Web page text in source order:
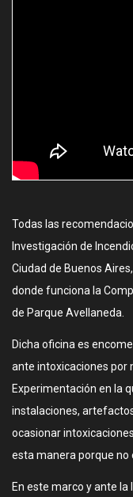
Todas las
Investigación de
Ciudad de Buenos
donde funciona la
de Parque Avellaneda.
Dicha oficina es
ante intoxicaciones por
Experimentación en la
instalaciones,
ocasionar
esta manera porque no
En este marco y ante la